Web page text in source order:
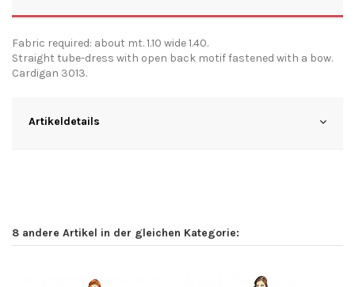
Fabric required: about mt. 1.10 wide 1.40.
Straight tube-dress with open back motif fastened with a bow.
Cardigan 3013.
Artikeldetails
8 andere Artikel in der gleichen Kategorie: